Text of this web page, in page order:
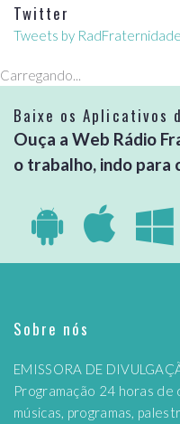
Twitter
Tweets by RadFraternidade
Carregando...
Baixe os Aplicativos
Ouça a Web Rádio
o trabalho, indo para
Sobre nós
EMISSORA DE
Programação 24 horas
músicas, programas,